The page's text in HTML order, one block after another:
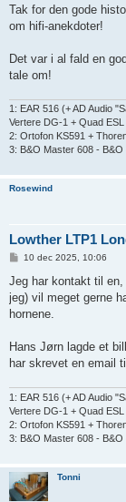
d
æ
Tak for den gode
om hifi-anekdoter!
Det var i al fald en
tale om!
1: EAR 516 (+ AD Audio
Vertere DG-1 + Quad ESL
2: Ortofon KS591 +
3: B&O Master 608 -
Rosewind
Lowther LTP1
d
æ
g
10 dec 2025, 10:06
Jeg har kontakt til
jeg) vil meget gerne
hornene.
Hans Jørn lagde et
har skrevet en email
1: EAR 516 (+ AD Audio
Vertere DG-1 + Quad ESL
2: Ortofon KS591 +
3: B&O Master 608 -
Tonni